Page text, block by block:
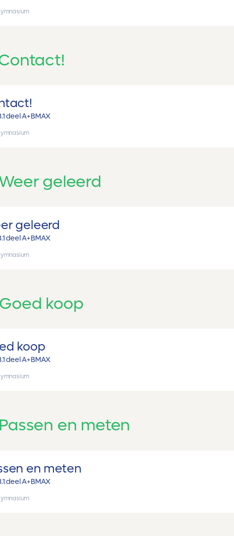
deel A+BMAX
geleerd
geleerd
deel A+BMAX
Goed koop
koop
deel A+BMAX
Passen en meten
en meten
deel A+BMAX